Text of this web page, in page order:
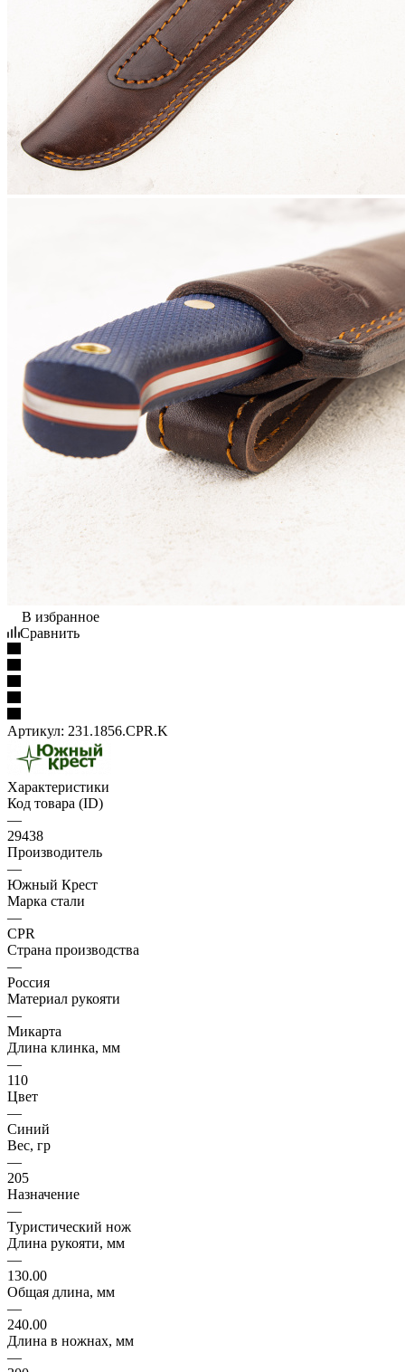
В избранное
Сравнить
Артикул: 231.1856.CPR.K
Характеристики
Код товара (ID)
—
29438
Производитель
—
Южный Крест
Марка стали
—
CPR
Страна производства
—
Россия
Материал рукояти
—
Микарта
Длина клинка, мм
—
110
Цвет
—
Синий
Вес, гр
—
205
Назначение
—
Туристический нож
Длина рукояти, мм
—
130.00
Общая длина, мм
—
240.00
Длина в ножнах, мм
—